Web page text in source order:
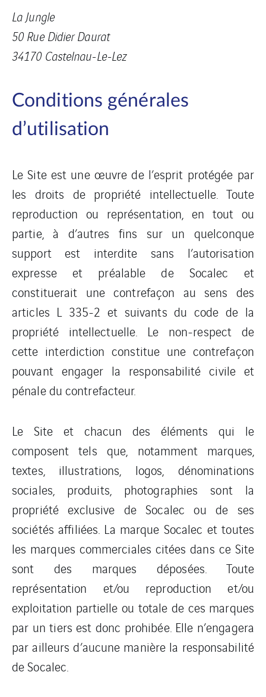
La Jungle
50 Rue Didier Daurat
34170 Castelnau-Le-Lez
Conditions générales
d’utilisation
Le Site est une œuvre de l’esprit protégée par
les droits de propriété intellectuelle. Toute
reproduction ou représentation, en tout ou
partie, à d’autres fins sur un quelconque
support est interdite sans l’autorisation
expresse et préalable de Socalec et
constituerait une contrefaçon au sens des
articles L 335-2 et suivants du code de la
propriété intellectuelle. Le non-respect de
cette interdiction constitue une contrefaçon
pouvant engager la responsabilité civile et
pénale du contrefacteur.
Le Site et chacun des éléments qui le
composent tels que, notamment marques,
textes, illustrations, logos, dénominations
sociales, produits, photographies sont la
propriété exclusive de Socalec ou de ses
sociétés affiliées. La marque Socalec et toutes
les marques commerciales citées dans ce Site
sont des marques déposées. Toute
représentation et/ou reproduction et/ou
exploitation partielle ou totale de ces marques
par un tiers est donc prohibée. Elle n’engagera
par ailleurs d’aucune manière la responsabilité
de Socalec.